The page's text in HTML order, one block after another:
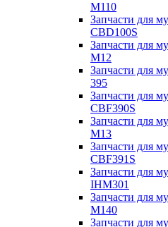
M110
Запчасти для
CBD100S
Запчасти для
M12
Запчасти для
395
Запчасти для
CBF390S
Запчасти для
M13
Запчасти для
CBF391S
Запчасти для
IHM301
Запчасти для
M140
Запчасти для